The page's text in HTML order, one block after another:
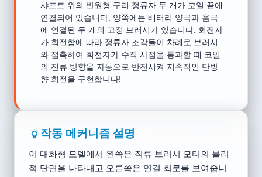
샤프트 위의 반원형 구리 정류자 두 개가 코일 끝에
연결되어 있습니다. 양쪽에는 배터리 양극과 음극
에 연결된 두 개의 고정 브러시가 있습니다. 회전자
가 회전함에 따라 정류자 조각들이 차례로 브러시
와 접촉하여 회전자가 수직 사점을 통과할 때 코일
의 전류 방향을 자동으로 반전시켜 지속적인 단방
향 회전을 구현합니다!
작동 메커니즘 설명
이 대화형 모델에서 왼쪽은 직류 브러시 모터의 물리
적 단면을 나타내고 오른쪽은 연결 회로를 보여줍니